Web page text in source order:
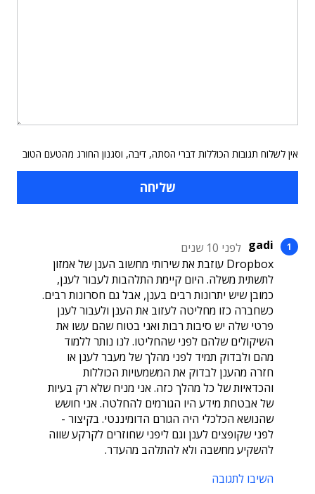
אין לשלוח תגובות הכוללות דברי הסתה, דיבה, וסגנון החורג מהטעם הטוב
gadi לפני 10 שנים
Dropbox עוזבת את שירותי מחשוב הענן של אמזון
לתשתית משלה. היום קיימת התלהבות לעבור לענן,
כמובן שיש יתרונות רבים בענן, אבל גם חסרונות רבים.
כשחברה כזו מחליטה לעזוב את הענן ולעבור לענן
פרטי שלה יש סיבות רבות ואני בטוח שהם עשו את
השיקולים שלהם לפני שהחליטו. לנו נותר ללמוד
מהם ולבדוק תמיד לפני מהלך של מעבר לענן או
חזרה מהענן לבדוק את המשמעויות הכוללות
והכדאיות של כל מהלך כזה. אני מניח שלא רק בעיות
של אבטחת מידע היו הגורמים להחלטה. אני חושש
שהנושא הכלכלי היה הגורם הדומיננטי. בקיצור -
לפני שקופצים לענן וגם ליפני שחוזרים לקרקע שווה
להשקיע מחשבה ולא להתלהב מהעדר.
השיבו לתגובה